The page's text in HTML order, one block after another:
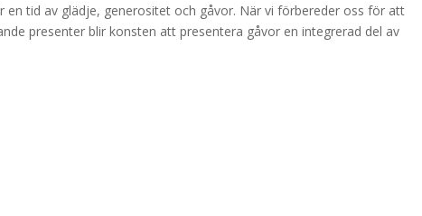
en tid av glädje, generositet och gåvor. När vi förbereder oss för att
presenter blir konsten att presentera gåvor en integrerad del av